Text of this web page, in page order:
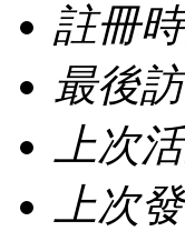
註冊
最後
上次
上次